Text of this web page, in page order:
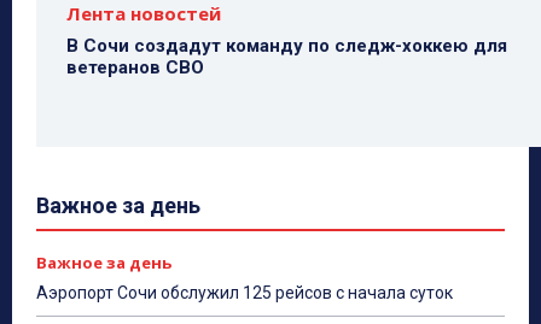
Лента новостей
В Сочи создадут команду по следж-хоккею для
ветеранов СВО
Важное за день
Важное за день
Аэропорт Сочи обслужил 125 рейсов с начала суток